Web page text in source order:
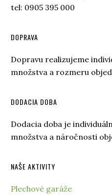
tel: 0905 395 000
DOPRAVA
Dopravu realizujeme
množstva a rozmeru
DODACIA DOBA
Dodacia doba je
množstva a náročnosti
NAŠE AKTIVITY
Plechové garáže